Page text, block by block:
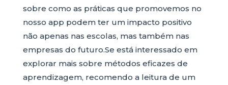
sobre como as práticas que promovemos no
nosso app podem ter um impacto positivo
não apenas nas escolas, mas também nas
empresas do futuro.Se está interessado em
explorar mais sobre métodos eficazes de
aprendizagem, recomendo a leitura de um